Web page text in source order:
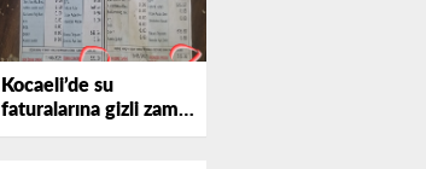
Kocaeli’de su
faturalarına gizli zam
iddiası